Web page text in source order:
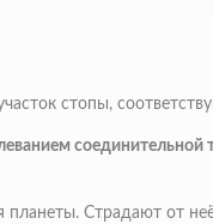
стопы,
планеты. Страдают от